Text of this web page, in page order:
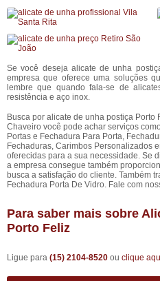
Se você deseja alicate de unha
empresa que oferece uma soluções
lembre que quando fala-se de
resistência e aço inox.
Busca por alicate de unha postiça Porto
Chaveiro você pode achar serviços
Portas e Fechadura Para Porta,
Fechaduras, Carimbos Personalizados
oferecidas para a sua necessidade. Se
a empresa consegue também
busca a satisfação do cliente. Também
Fechadura Porta De Vidro. Fale com
Para saber mais sobre
Porto Feliz
Ligue para (15) 2104-8520 ou clique